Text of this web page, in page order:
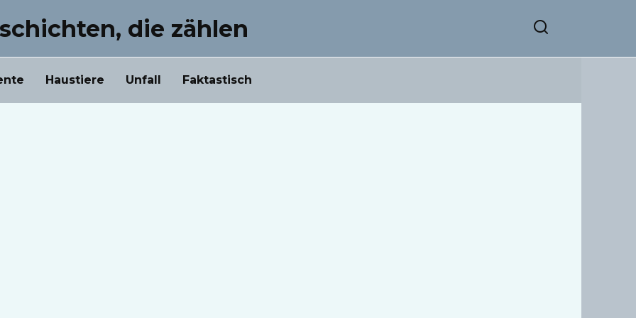
die zählen
Haustiere Unfall Faktastisch